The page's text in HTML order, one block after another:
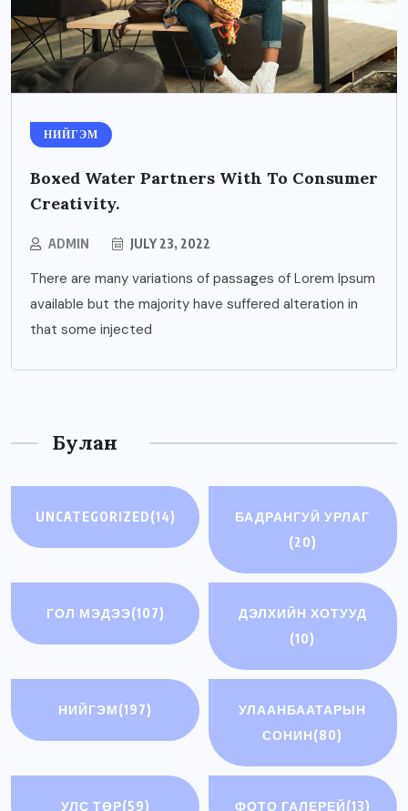
НИЙГЭМ
Boxed Water Partners With To Consumer
Creativity.
ADMIN JULY 23, 2022
There are many variations of passages of Lorem Ipsum
available but the majority have suffered alteration in
that some injected
Булан
UNCATEGORIZED(14)
БАДРАНГУЙ УРЛАГ
(20)
ГОЛ МЭДЭЭ(107)
ДЭЛХИЙН ХОТУУД
(10)
НИЙГЭМ(197)
УЛААНБААТАРЫН
СОНИН(80)
УЛС ТӨР(59) ФОТО ГАЛЕРЕЙ(13)